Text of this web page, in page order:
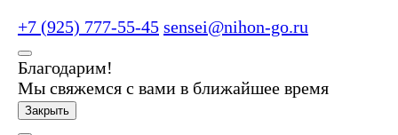
+7 (925) 777-55-45 sensei@nihon-go.ru
Благодарим!
Мы свяжемся с вами в ближайшее время
Закрыть